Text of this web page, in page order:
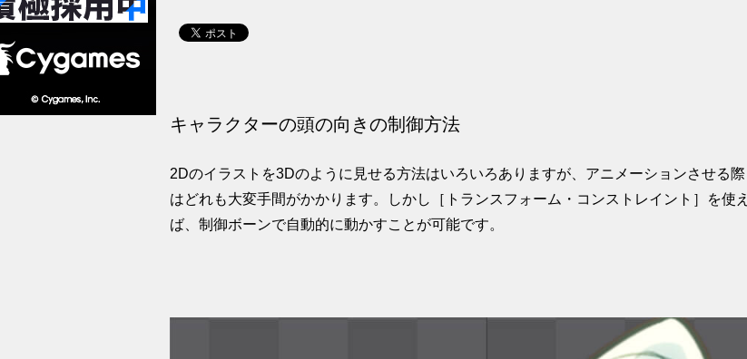
キャラクターの頭の向きの制御方法
2Dのイラストを3Dのように見せる方法はいろいろありますが、アニメーションさせる際
はどれも大変手間がかかります。しかし［トランスフォーム・コンストレイント］を使え
ば、制御ボーンで自動的に動かすことが可能です。